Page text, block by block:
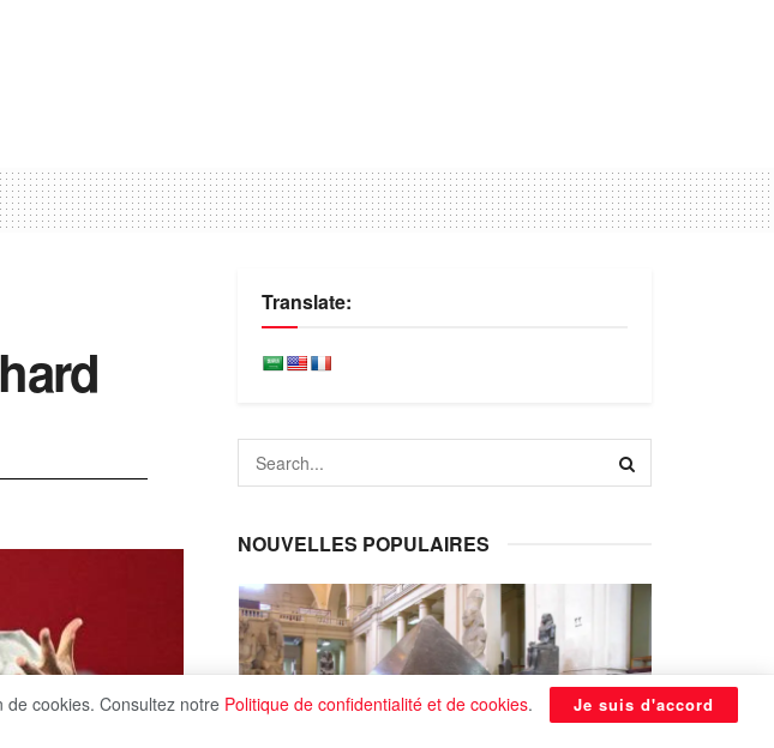
Translate:
NOUVELLES POPULAIRES
cookies. Consultez notre Politique de confidentialité et de cookies. Je suis d'accord